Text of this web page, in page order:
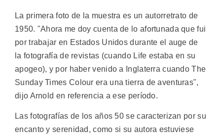
La primera foto de la muestra es un autorretrato de
1950. "Ahora me doy cuenta de lo afortunada que fui
por trabajar en Estados Unidos durante el auge de
la fotografía de revistas (cuando Life estaba en su
apogeo), y por haber venido a Inglaterra cuando The
Sunday Times Colour era una tierra de aventuras",
dijo Arnold en referencia a ese período.
Las fotografías de los años 50 se caracterizan por su
encanto y serenidad, como si su autora estuviese